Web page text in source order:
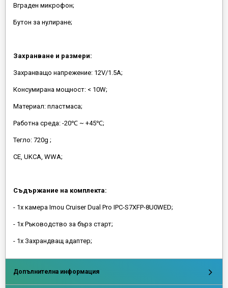
Вграден микрофон;
Бутон за нулиране;
Захранване и размери:
Захранващо напрежение: 12V/1.5A;
Консумирана мощност: < 10W;
Материал: пластмаса;
Работна среда: -20℃ ~ +45℃;
Тегло: 720g ;
CE, UKCA, WWA;
Съдържание на комплекта:
- 1x камера Imou Cruiser Dual Pro IPC-S7XFP-8U0WED;
- 1x Ръководство за бърз старт;
- 1x Захрандващ адаптер;
Допълнителна информация